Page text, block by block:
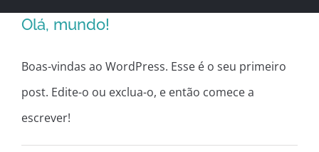
Olá, mundo!
Boas-vindas ao WordPress. Esse é o seu primeiro
post. Edite-o ou exclua-o, e então comece a
escrever!